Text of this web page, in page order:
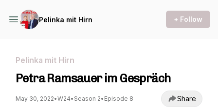
Pelinka mit Hirn + Follow
Pelinka mit Hirn
Petra Ramsauer im Gespräch
May 30, 2022•W24• Season 2• Episode 8 Share